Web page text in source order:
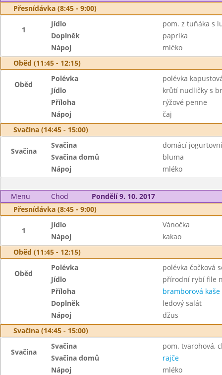
Přesnídávka (8:45 - 9:00)
1
Jídlo
pom. z tuňáka s
Doplněk
paprika
Nápoj
mléko
Oběd (11:45 - 12:15)
Oběd
Polévka
polévka
Jídlo
krůtí nudličky s
Příloha
rýžové penne
Nápoj
čaj
Svačina (14:45 - 15:00)
Svačina
Svačina
domácí
Svačina domů
bluma
Nápoj
mléko
Menu Chod
Pondělí 9. 10. 2017
Přesnídávka (8:45 - 9:00)
1
Jídlo
Vánočka
Nápoj
kakao
Oběd (11:45 - 12:15)
Oběd
Polévka
polévka čočková
Jídlo
přírodní rybí file
Příloha
bramborová kaše
Doplněk
ledový salát
Nápoj
džus
Svačina (14:45 - 15:00)
Svačina
Svačina
pom. tvarohová,
Svačina domů
rajče
Nápoj
mléko